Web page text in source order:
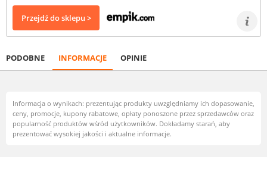
Przejdź do sklepu >
PODOBNE INFORMACJE OPINIE
Informacja o wynikach: prezentując produkty uwzględniamy ich dopasowanie,
ceny, promocje, kupony rabatowe, opłaty ponoszone przez sprzedawców oraz
popularność produktów wśród użytkowników. Dokładamy starań, aby
prezentować wysokiej jakości i aktualne informacje.